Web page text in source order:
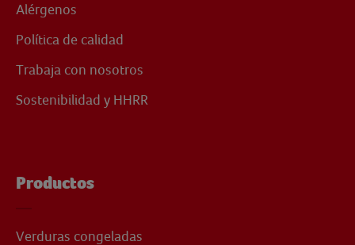
Alérgenos
Política de calidad
Trabaja con nosotros
Sostenibilidad y HHRR
Productos
Verduras congeladas